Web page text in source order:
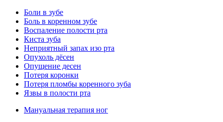
Боли в зубе
Боль в коренном зубе
Воспаление полости рта
Киста зуба
Неприятный запах изо рта
Опухоль дёсен
Опущение десен
Потеря коронки
Потеря пломбы коренного зуба
Язвы в полости рта
Мануальная терапия ног